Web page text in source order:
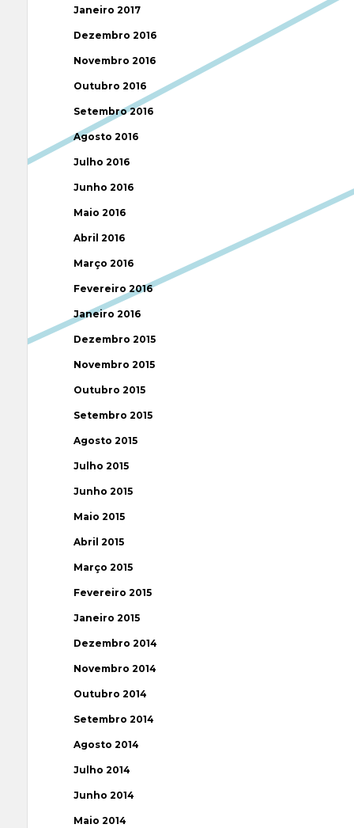
Janeiro 2017
Dezembro 2016
Novembro 2016
Outubro 2016
Setembro 2016
Agosto 2016
Julho 2016
Junho 2016
Maio 2016
Abril 2016
Março 2016
Fevereiro 2016
Janeiro 2016
Dezembro 2015
Novembro 2015
Outubro 2015
Setembro 2015
Agosto 2015
Julho 2015
Junho 2015
Maio 2015
Abril 2015
Março 2015
Fevereiro 2015
Janeiro 2015
Dezembro 2014
Novembro 2014
Outubro 2014
Setembro 2014
Agosto 2014
Julho 2014
Junho 2014
Maio 2014